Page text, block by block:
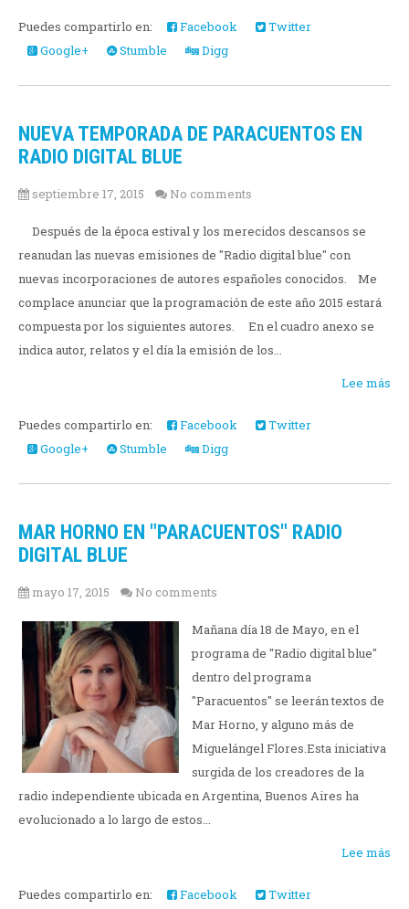
Puedes compartirlo en: Facebook
Twitter
Google+
Stumble Digg
NUEVA TEMPORADA DE PARACUENTOS EN
RADIO DIGITAL BLUE
septiembre 17, 2015 No comments
Después de la época estival y los merecidos descansos se
reanudan las nuevas emisiones de "Radio digital blue" con
nuevas incorporaciones de autores españoles conocidos. Me
complace anunciar que la programación de este año 2015 estará
compuesta por los siguientes autores. En el cuadro anexo se
indica autor, relatos y el día la emisión de los...
Lee más
Puedes compartirlo en: Facebook
Twitter
Google+
Stumble Digg
MAR HORNO EN "PARACUENTOS" RADIO
DIGITAL BLUE
mayo 17, 2015 No comments
Mañana día 18 de Mayo, en el
programa de "Radio digital blue"
dentro del programa
"Paracuentos" se leerán textos de
Mar Horno, y alguno más de
Miguelángel Flores.Esta iniciativa
surgida de los creadores de la
radio independiente ubicada en Argentina, Buenos Aires ha
evolucionado a lo largo de estos...
Lee más
Puedes compartirlo en: Facebook
Twitter